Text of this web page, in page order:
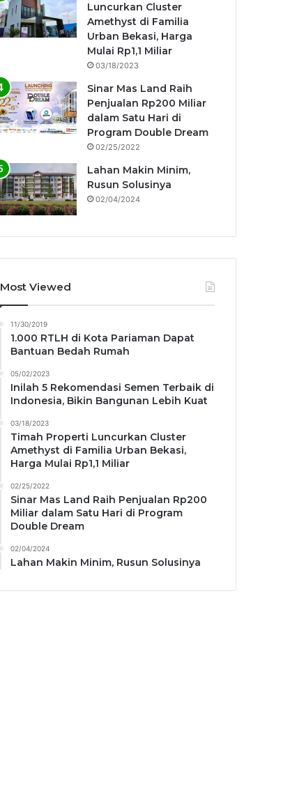
Luncurkan Cluster
Amethyst di Familia
Urban Bekasi, Harga
Mulai Rp1,1 Miliar
03/18/2023
Sinar Mas Land Raih
Penjualan Rp200 Miliar
dalam Satu Hari di
Program Double Dream
02/25/2022
Lahan Makin Minim,
Rusun Solusinya
02/04/2024
Most Viewed
11/30/2019
1.000 RTLH di Kota Pariaman Dapat
Bantuan Bedah Rumah
05/02/2023
Inilah 5 Rekomendasi Semen Terbaik di
Indonesia, Bikin Bangunan Lebih Kuat
03/18/2023
Timah Properti Luncurkan Cluster
Amethyst di Familia Urban Bekasi,
Harga Mulai Rp1,1 Miliar
02/25/2022
Sinar Mas Land Raih Penjualan Rp200
Miliar dalam Satu Hari di Program
Double Dream
02/04/2024
Lahan Makin Minim, Rusun Solusinya